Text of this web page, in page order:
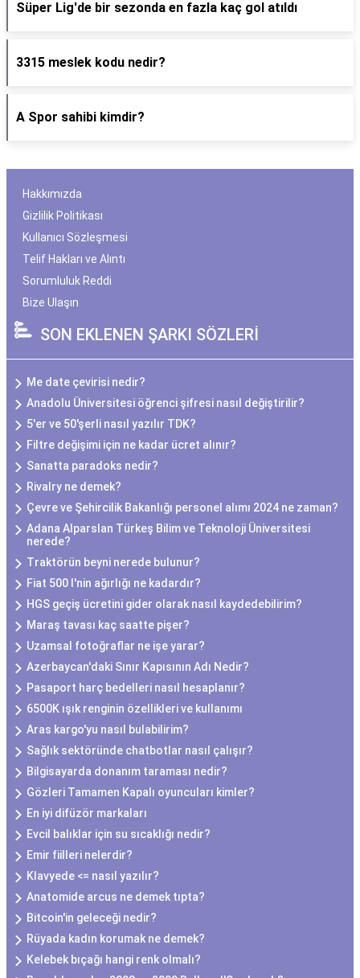
Süper Lig'de bir sezonda en fazla kaç gol atıldı
3315 meslek kodu nedir?
A Spor sahibi kimdir?
Hakkımızda
Gizlilik Politikası
Kullanıcı Sözleşmesi
Telif Hakları ve Alıntı
Sorumluluk Reddi
Bize Ulaşın
SON EKLENEN ŞARKI SÖZLERİ
Me date çevirisi nedir?
Anadolu Üniversitesi öğrenci şifresi nasıl değiştirilir?
5'er ve 50'şerli nasıl yazılır TDK?
Filtre değişimi için ne kadar ücret alınır?
Sanatta paradoks nedir?
Rivalry ne demek?
Çevre ve Şehircilik Bakanlığı personel alımı 2024 ne zaman?
Adana Alparslan Türkeş Bilim ve Teknoloji Üniversitesi
nerede?
Traktörün beyni nerede bulunur?
Fiat 500 l'nin ağırlığı ne kadardır?
HGS geçiş ücretini gider olarak nasıl kaydedebilirim?
Maraş tavası kaç saatte pişer?
Uzamsal fotoğraflar ne işe yarar?
Azerbaycan'daki Sınır Kapısının Adı Nedir?
Pasaport harç bedelleri nasıl hesaplanır?
6500K ışık renginin özellikleri ve kullanımı
Aras kargo'yu nasıl bulabilirim?
Sağlık sektöründe chatbotlar nasıl çalışır?
Bilgisayarda donanım taraması nedir?
Gözleri Tamamen Kapalı oyuncuları kimler?
En iyi difüzör markaları
Evcil balıklar için su sıcaklığı nedir?
Emir fiilleri nelerdir?
Klavyede <= nasıl yazılır?
Anatomide arcus ne demek tıpta?
Bitcoin'in geleceği nedir?
Rüyada kadın korumak ne demek?
Kelebek bıçağı hangi renk olmalı?